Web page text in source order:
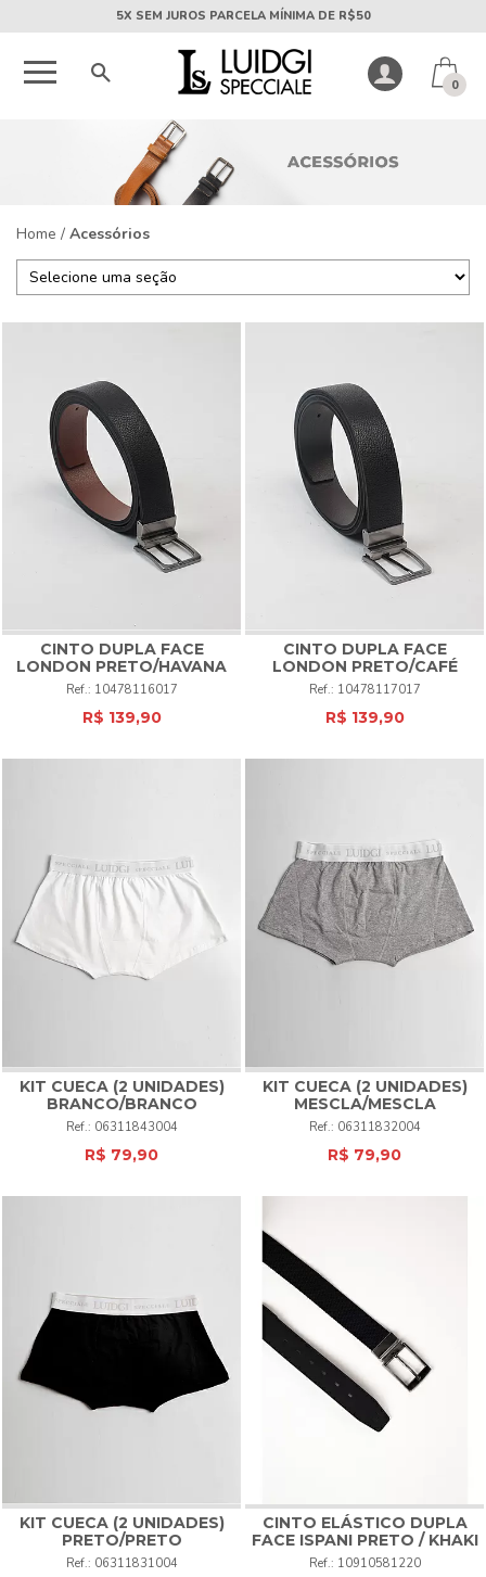
5X SEM JUROS PARCELA MÍNIMA DE R$50
0
Home / Acessórios
CINTO DUPLA FACE
LONDON PRETO/HAVANA
10478116017
R$ 139,90
CINTO DUPLA FACE
LONDON PRETO/CAFÉ
10478117017
R$ 139,90
KIT CUECA (2 UNIDADES)
BRANCO/BRANCO
06311843004
R$ 79,90
KIT CUECA (2 UNIDADES)
MESCLA/MESCLA
06311832004
R$ 79,90
KIT CUECA (2 UNIDADES)
PRETO/PRETO
06311831004
CINTO ELÁSTICO DUPLA
FACE ISPANI PRETO / KHAKI
10910581220